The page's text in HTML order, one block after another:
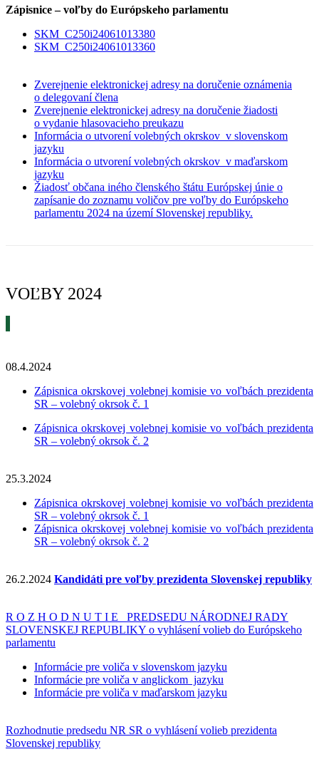
Zápisnice – voľby do Európskeho parlamentu
SKM_C250i24061013380
SKM_C250i24061013360
Zverejnenie elektronickej adresy na doručenie oznámenia
o delegovaní člena
Zverejnenie elektronickej adresy na doručenie žiadosti
o vydanie hlasovacieho preukazu
Informácia o utvorení volebných okrskov v slovenskom
jazyku
Informácia o utvorení volebných okrskov v maďarskom
jazyku
Žiadosť občana iného členského štátu Európskej únie o
zapísanie do zoznamu voličov pre voľby do Európskeho
parlamentu 2024 na území Slovenskej republiky.
VOĽBY 2024
08.4.2024
Zápisnica okrskovej volebnej komisie vo voľbách prezidenta
SR – volebný okrsok č. 1
Zápisnica okrskovej volebnej komisie vo voľbách prezidenta
SR – volebný okrsok č. 2
25.3.2024
Zápisnica okrskovej volebnej komisie vo voľbách prezidenta
SR – volebný okrsok č. 1
Zápisnica okrskovej volebnej komisie vo voľbách prezidenta
SR – volebný okrsok č. 2
26.2.2024 Kandidáti pre voľby prezidenta Slovenskej republiky
R O Z H O D N U T I E PREDSEDU NÁRODNEJ RADY
SLOVENSKEJ REPUBLIKY o vyhlásení volieb do Európskeho
parlamentu
Informácie pre voliča v slovenskom jazyku
Informácie pre voliča v anglickom jazyku
Informácie pre voliča v maďarskom jazyku
Rozhodnutie predsedu NR SR o vyhlásení volieb prezidenta
Slovenskej republiky